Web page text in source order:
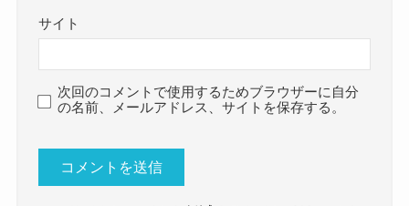
サイト
次回のコメントで使用するためブラウザーに自分
の名前、メールアドレス、サイトを保存する。